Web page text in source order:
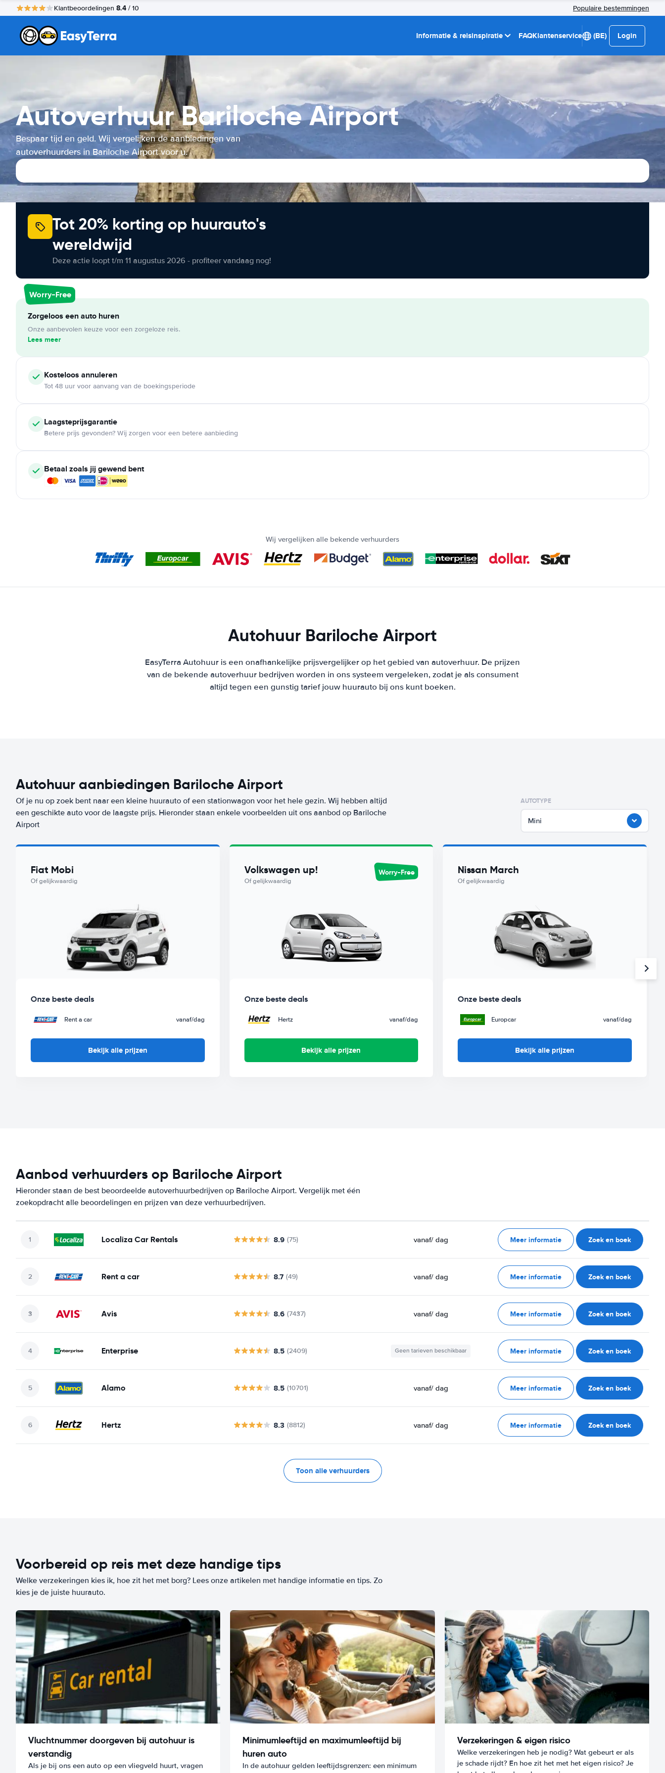
Klantbeoordelingen 8.4 / 10 Populaire bestemmingen
Informatie & reisinspiratie FAQKlantenservice (BE) Login
Autoverhuur Bariloche Airport
Bespaar tijd en geld. Wij vergelijken de aanbiedingen van
autoverhuurders in Bariloche Airport voor u.
Tot 20% korting op huurauto's
wereldwijd
Deze actie loopt t/m 11 augustus 2026 - profiteer vandaag nog!
Worry-Free
Zorgeloos een auto huren
Onze aanbevolen keuze voor een zorgeloze reis.
Lees meer
Kosteloos annuleren
Tot 48 uur voor aanvang van de boekingsperiode
Laagsteprijsgarantie
Betere prijs gevonden? Wij zorgen voor een betere aanbieding
Betaal zoals jij gewend bent
Wij vergelijken alle bekende verhuurders
Autohuur Bariloche Airport
EasyTerra Autohuur is een onafhankelijke prijsvergelijker op het gebied van autoverhuur. De prijzen
van de bekende autoverhuur bedrijven worden in ons systeem vergeleken, zodat je als consument
altijd tegen een gunstig tarief jouw huurauto bij ons kunt boeken.
Autohuur aanbiedingen Bariloche Airport
Of je nu op zoek bent naar een kleine huurauto of een stationwagon voor het hele gezin. Wij hebben altijd
een geschikte auto voor de laagste prijs. Hieronder staan enkele voorbeelden uit ons aanbod op Bariloche
Airport
AUTOTYPE
Mini
Fiat Mobi
Of gelijkwaardig
Onze beste deals
Rent a car vanaf/dag
Bekijk alle prijzen
Volkswagen up!
Of gelijkwaardig
Worry-Free
Onze beste deals
Hertz vanaf/dag
Bekijk alle prijzen
Nissan March
Of gelijkwaardig
Onze beste deals
Europcar vanaf/dag
Bekijk alle prijzen
Aanbod verhuurders op Bariloche Airport
Hieronder staan de best beoordeelde autoverhuurbedrijven op Bariloche Airport. Vergelijk met één
zoekopdracht alle beoordelingen en prijzen van deze verhuurbedrijven.
Localiza Car Rentals 8.9 (75) vanaf/ dag Meer informatie Zoek en boek
Rent a car 8.7 (49) vanaf/ dag Meer informatie Zoek en boek
Avis 8.6 (7437) vanaf/ dag Meer informatie Zoek en boek
Enterprise 8.5 (2409) Geen tarieven beschikbaar Meer informatie Zoek en boek
Alamo 8.5 (10701) vanaf/ dag Meer informatie Zoek en boek
Hertz 8.3 (8812) vanaf/ dag Meer informatie Zoek en boek
Toon alle verhuurders
Voorbereid op reis met deze handige tips
Welke verzekeringen kies ik, hoe zit het met borg? Lees onze artikelen met handige informatie en tips. Zo
kies je de juiste huurauto.
Vluchtnummer doorgeven bij autohuur is
verstandig
Als je bij ons een auto op een vliegveld huurt, vragen
Minimumleeftijd en maximumleeftijd bij
huren auto
In de autohuur gelden leeftijdsgrenzen: een minimum
Verzekeringen & eigen risico
Welke verzekeringen heb je nodig? Wat gebeurt er als
je schade rijdt? En hoe zit het met het eigen risico? Je